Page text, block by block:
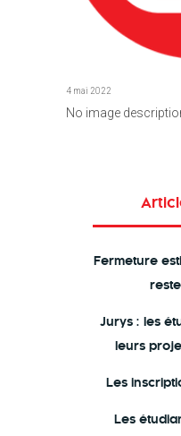
4 mai 2022
No image description
Fermeture
Jurys : les
leurs
Les
Les